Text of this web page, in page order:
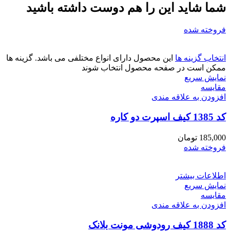
شما شاید این را هم دوست داشته باشید
فروخته شده
انتخاب گزینه ها این محصول دارای انواع مختلفی می باشد. گزینه ها
ممکن است در صفحه محصول انتخاب شوند
نمایش سریع
مقايسه
افزودن به علاقه مندی
کد 1385 کیف اسپرت دو کاره
185,000 تومان
فروخته شده
اطلاعات بیشتر
نمایش سریع
مقايسه
افزودن به علاقه مندی
کد 1888 کیف رودوشی مونت بلانک